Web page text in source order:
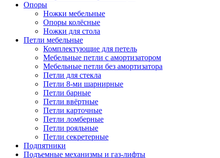
Опоры
Ножки мебельные
Опоры колёсные
Ножки для стола
Петли мебельные
Комплектующие для петель
Мебельные петли с амортизатором
Мебельные петли без амортизатора
Петли для стекла
Петли 8-ми шарнирные
Петли барные
Петли ввёртные
Петли карточные
Петли ломберные
Петли рояльные
Петли секретерные
Подпятники
Подъемные механизмы и газ-лифты